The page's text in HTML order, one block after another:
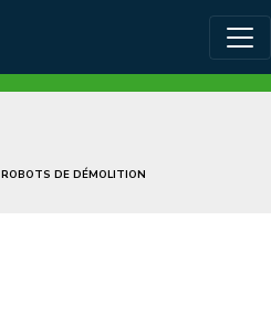
ROBOTS DE DÉMOLITION